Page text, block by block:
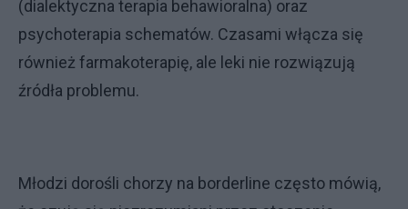
(dialektyczna terapia behawioralna) oraz
psychoterapia schematów. Czasami włącza się
również farmakoterapię, ale leki nie rozwiązują
źródła problemu.
Młodzi dorośli chorzy na borderline często mówią,